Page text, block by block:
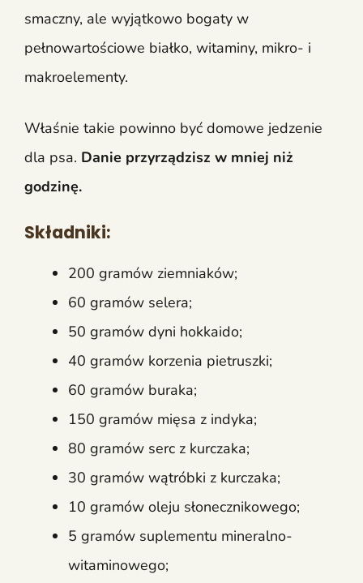
smaczny, ale wyjątkowo bogaty w
pełnowartościowe białko, witaminy, mikro- i
makroelementy.
Właśnie takie powinno być domowe jedzenie
dla psa. Danie przyrządzisz w mniej niż
godzinę.
Składniki:
200 gramów ziemniaków;
60 gramów selera;
50 gramów dyni hokkaido;
40 gramów korzenia pietruszki;
60 gramów buraka;
150 gramów mięsa z indyka;
80 gramów serc z kurczaka;
30 gramów wątróbki z kurczaka;
10 gramów oleju słonecznikowego;
5 gramów suplementu mineralno-
witaminowego;